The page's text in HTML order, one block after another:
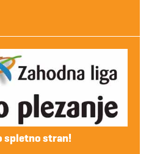
spletno stran!